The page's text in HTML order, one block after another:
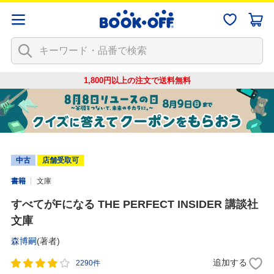
1,800円以上の注文で送料無料
中古 店舗受取可
書籍 文庫
すべてがFになる THE PERFECT INSIDER 講談社
文庫
森博嗣(著者)
2290件 追加する